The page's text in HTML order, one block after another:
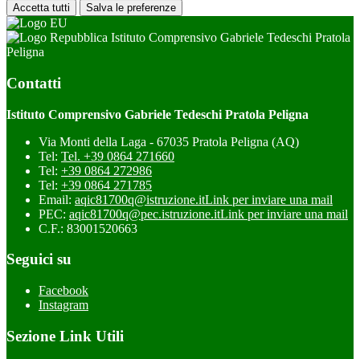
Accetta tutti Salva le preferenze
Istituto Comprensivo Gabriele Tedeschi Pratola
Peligna
Contatti
Istituto Comprensivo Gabriele Tedeschi Pratola Peligna
Via Monti della Laga - 67035 Pratola Peligna (AQ)
Tel: Tel. +39 0864 271660
Tel: +39 0864 272986
Tel: +39 0864 271785
Email: aqic81700q@istruzione.itLink per inviare una mail
PEC: aqic81700q@pec.istruzione.itLink per inviare una mail
C.F.: 83001520663
Seguici su
Facebook
Instagram
Sezione Link Utili